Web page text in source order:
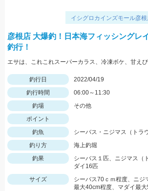
イシグロカインズモール彦
彦根店 大爆釣！日本海フィッシングレ
釣行！
釣行日
2022/04/19
釣行時間
06:00～11:30
釣場
その他
ポイント
釣魚
シーバス・ニジマス（トラ
釣り方
海上釣堀
釣果
シーバス１匹、ニジマス（
ダイ16匹
サイズ
シーバス70ｃｍ程度、ニジ
最大40cm程度、マダイ最